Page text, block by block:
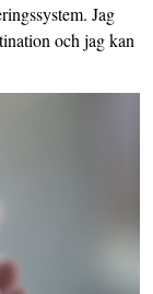
Jag
och jag kan